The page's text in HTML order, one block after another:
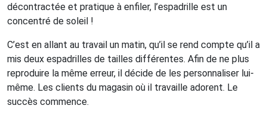
décontractée et pratique à enfiler, l’espadrille est un
concentré de soleil !
C’est en allant au travail un matin, qu’il se rend compte qu’il a
mis deux espadrilles de tailles différentes. Afin de ne plus
reproduire la même erreur, il décide de les personnaliser lui-
même. Les clients du magasin où il travaille adorent. Le
succès commence.